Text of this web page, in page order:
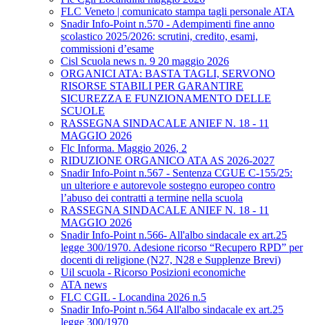
FLC Veneto | comunicato stampa tagli personale ATA
Snadir Info-Point n.570 - Adempimenti fine anno
scolastico 2025/2026: scrutini, credito, esami,
commissioni d’esame
Cisl Scuola news n. 9 20 maggio 2026
ORGANICI ATA: BASTA TAGLI, SERVONO
RISORSE STABILI PER GARANTIRE
SICUREZZA E FUNZIONAMENTO DELLE
SCUOLE
RASSEGNA SINDACALE ANIEF N. 18 - 11
MAGGIO 2026
Flc Informa. Maggio 2026, 2
RIDUZIONE ORGANICO ATA AS 2026-2027
Snadir Info-Point n.567 - Sentenza CGUE C‑155/25:
un ulteriore e autorevole sostegno europeo contro
l’abuso dei contratti a termine nella scuola
RASSEGNA SINDACALE ANIEF N. 18 - 11
MAGGIO 2026
Snadir Info-Point n.566- All'albo sindacale ex art.25
legge 300/1970. Adesione ricorso “Recupero RPD” per
docenti di religione (N27, N28 e Supplenze Brevi)
Uil scuola - Ricorso Posizioni economiche
ATA news
FLC CGIL - Locandina 2026 n.5
Snadir Info-Point n.564 All'albo sindacale ex art.25
legge 300/1970